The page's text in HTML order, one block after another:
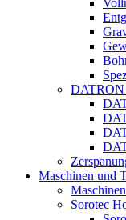
DATRON
Maschinen und
Sorotec